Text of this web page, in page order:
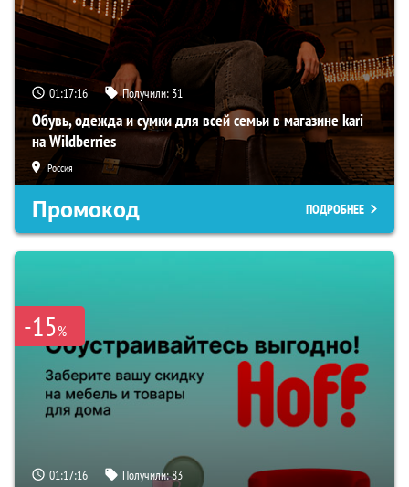
01:16:34 Получили: 31
Обувь, одежда и сумки для всей семьи в магазине kari
на Wildberries
Россия
Промокод ПОДРОБНЕЕ
-15%
01:16:34 Получили:83